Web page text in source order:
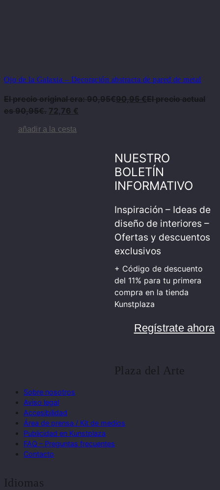
Ojo de la Galaxia – Decoración abstracta de pared de metal
El precio original era: 90,95€90,95€El precio actual
es 90,95€. 72,76 €
añadir a la cesta
NUESTRO
BOLETÍN
INFORMATIVO
Inspiración – Ideas de
diseño de interiores –
Ofertas y descuentos
exclusivos
+ Código de descuento
del 11% para tu primera
compra en la tienda
Kunstplaza
Regístrate ahora
Plaza del Arte
Sobre nosotros
Aviso legal
Accesibilidad
Área de prensa / Kit de medios
Publicidad en Kunstplaza
FAQ – Preguntas frecuentes
Contacto
Idiomas